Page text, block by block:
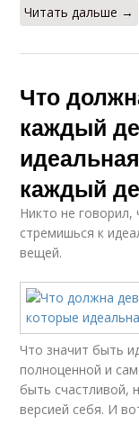
Читать дальше →
Что
каждый
каждый
Никто не говорил,
стремишься к
вещей.
Что значит быть
полноценной и
быть счастливой,
версией себя. И